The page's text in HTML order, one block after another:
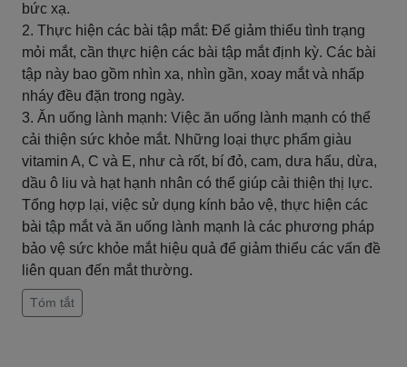
bức xạ.
2. Thực hiện các bài tập mắt: Để giảm thiểu tình trạng
mỏi mắt, cần thực hiện các bài tập mắt định kỳ. Các bài
tập này bao gồm nhìn xa, nhìn gần, xoay mắt và nhấp
nháy đều đặn trong ngày.
3. Ăn uống lành mạnh: Việc ăn uống lành mạnh có thể
cải thiện sức khỏe mắt. Những loại thực phẩm giàu
vitamin A, C và E, như cà rốt, bí đỏ, cam, dưa hấu, dừa,
dầu ô liu và hạt hạnh nhân có thể giúp cải thiện thị lực.
Tổng hợp lại, việc sử dụng kính bảo vệ, thực hiện các
bài tập mắt và ăn uống lành mạnh là các phương pháp
bảo vệ sức khỏe mắt hiệu quả để giảm thiểu các vấn đề
liên quan đến mắt thường.
Tóm tắt